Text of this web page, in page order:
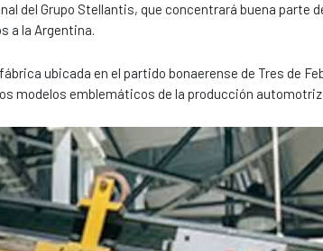
del Grupo Stellantis, que concentrará buena parte
a la Argentina.
ubicada en el partido bonaerense de Tres de
modelos emblemáticos de la producción